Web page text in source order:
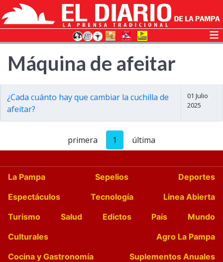
Máquina de afeitar
¿Cada cuánto hay que cambiar la cuchilla de
afeitar?
01 Julio
2025
primera 1 última
La Pampa Sepelios
Deportes
Espectáculos
Tecnología
Linea Abierta
Turismo
Salud Edictos País
Mundo
Culturales
Agro La Pampa
Cocina y Gastronomía
Suplementos Anuales